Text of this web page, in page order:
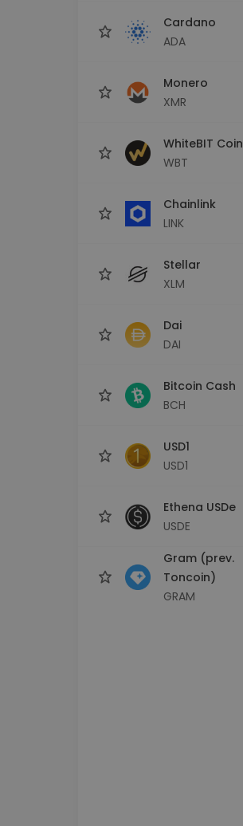
Cardano
ADA
Monero
XMR
WhiteBIT Coin
WBT
Chainlink
LINK
Stellar
XLM
Dai
DAI
Bitcoin Cash
BCH
USD1
USD1
Ethena USDe
USDE
Gram (prev.
Toncoin)
GRAM